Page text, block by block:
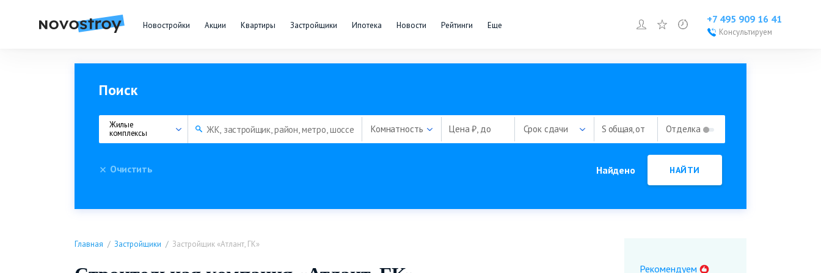
Новостройки Акции Квартиры Застройщики Ипотека Новости Рейтинги Еще Войти или зарегистрироваться
зарегистрироваться
ИзбранноеПросмотренное
+7 495 909 16 41
Консультируем
Поиск
Жилые
комплексы
Комнатность Цена ₽, до Срок сдачи S общая, от Отделка
Очистить Найдено НАЙТИ
Рекомендуем
Главная Застройщики Застройщик «Атлант, ГК»